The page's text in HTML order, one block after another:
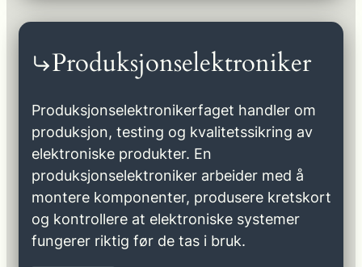
Produksjonselektroniker
Produksjonselektronikerfaget handler om
produksjon, testing og kvalitetssikring av
elektroniske produkter. En
produksjonselektroniker arbeider med å
montere komponenter, produsere kretskort
og kontrollere at elektroniske systemer
fungerer riktig før de tas i bruk.